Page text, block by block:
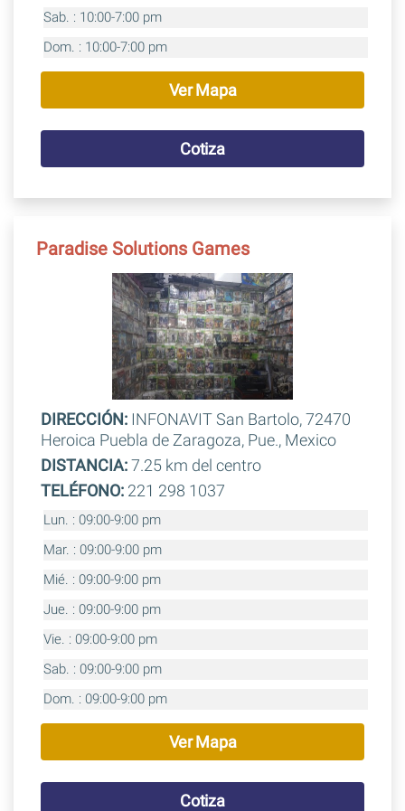
Sab. : 10:00-7:00 pm
Dom. : 10:00-7:00 pm
Ver Mapa
Cotiza
Paradise Solutions Games
DIRECCIÓN:INFONAVIT San Bartolo, 72470
Heroica Puebla de Zaragoza, Pue., Mexico
DISTANCIA:7.25 km del centro
TELÉFONO:221 298 1037
Lun. : 09:00-9:00 pm
Mar. : 09:00-9:00 pm
Mié. : 09:00-9:00 pm
Jue. : 09:00-9:00 pm
Vie. : 09:00-9:00 pm
Sab. : 09:00-9:00 pm
Dom. : 09:00-9:00 pm
Ver Mapa
Cotiza